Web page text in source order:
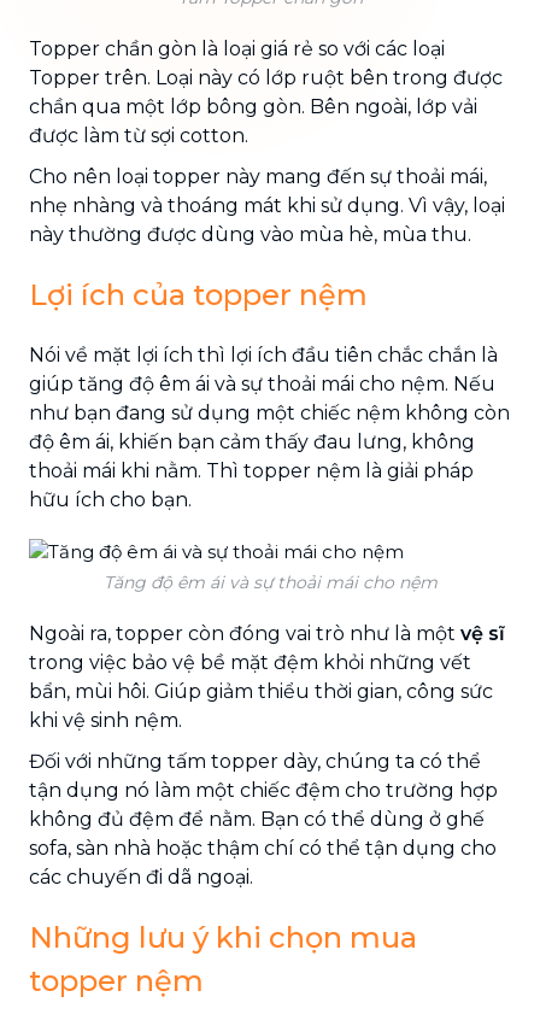
Topper chần gòn là loại giá rẻ so với các loại
Topper trên. Loại này có lớp ruột bên trong được
chần qua một lớp bông gòn. Bên ngoài, lớp vải
được làm từ sợi cotton.
Cho nên loại topper này mang đến sự thoải mái,
nhẹ nhàng và thoáng mát khi sử dụng. Vì vậy, loại
này thường được dùng vào mùa hè, mùa thu.
Lợi ích của topper nệm
Nói về mặt lợi ích thì lợi ích đầu tiên chắc chắn là
giúp tăng độ êm ái và sự thoải mái cho nệm. Nếu
như bạn đang sử dụng một chiếc nệm không còn
độ êm ái, khiến bạn cảm thấy đau lưng, không
thoải mái khi nằm. Thì topper nệm là giải pháp
hữu ích cho bạn.
Tăng độ êm ái và sự thoải mái cho nệm
Ngoài ra, topper còn đóng vai trò như là một vệ sĩ
trong việc bảo vệ bề mặt đệm khỏi những vết
bẩn, mùi hôi. Giúp giảm thiểu thời gian, công sức
khi vệ sinh nệm.
Đối với những tấm topper dày, chúng ta có thể
tận dụng nó làm một chiếc đệm cho trường hợp
không đủ đệm để nằm. Bạn có thể dùng ở ghế
sofa, sàn nhà hoặc thậm chí có thể tận dụng cho
các chuyến đi dã ngoại.
Những lưu ý khi chọn mua
topper nệm